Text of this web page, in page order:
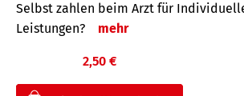
Selbst zahlen beim Arzt für
Leis­tungen?
mehr
2,50 €